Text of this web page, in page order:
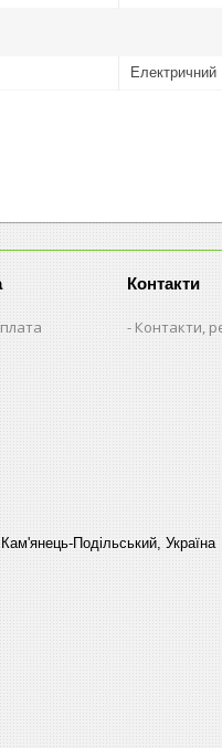
Електричний
Контакти
Контакти,
Подільський, Україна